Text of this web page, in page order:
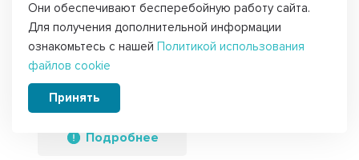
Главная Запчасти для стиральных машин ТЭНы для стиральных
ТЭН 1900W для стиральной машины
Ardo, Candy с отверстием под датчик
L218мм, 6510570
Подробнее
Они обеспечивают бесперебойную работу сайта.
Для получения дополнительной информации
ознакомьтесь с нашей Политикой использования
файлов cookie
Принять